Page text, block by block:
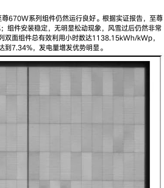
670W系列组件仍然运行良好。根据实证报告，至尊
组件安装稳定，无明显松动现象，风雪过后仍然非常
双面组件总有效利用小时数达1138.15kWh/kWp，
到7.34%，发电量增发优势明显。